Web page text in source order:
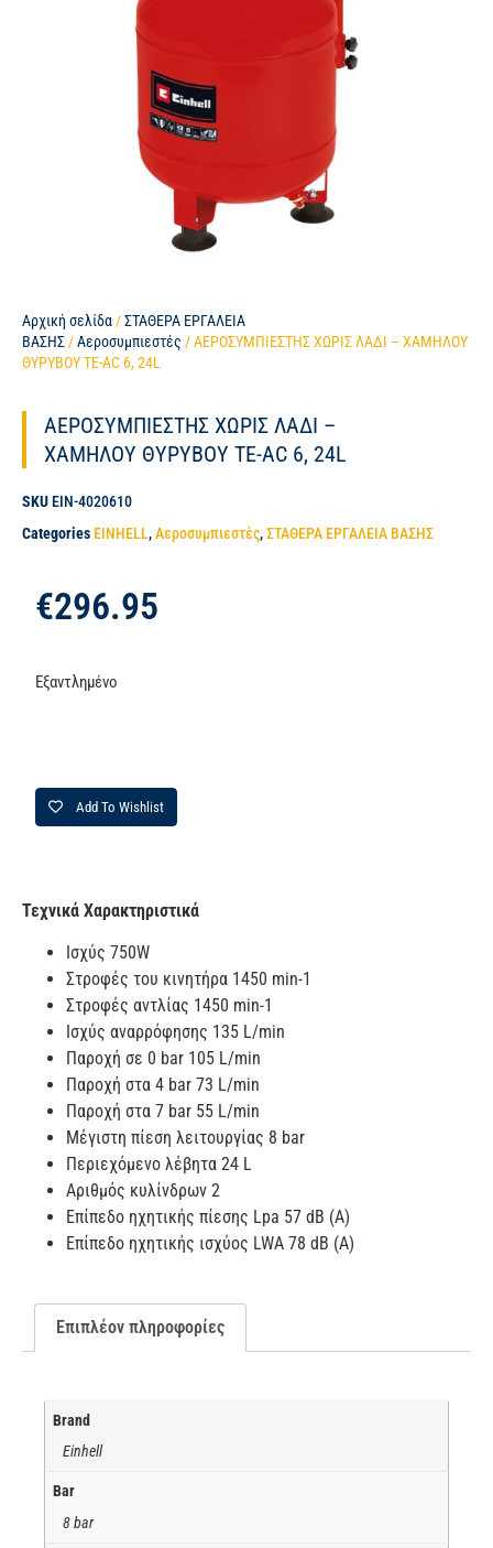
Αρχική σελίδα /ΣΤΑΘΕΡΑ ΕΡΓΑΛΕΙΑ
ΒΑΣΗΣ /Αεροσυμπιεστές / ΑΕΡΟΣΥΜΠΙΕΣΤΗΣ ΧΩΡΙΣ ΛΑΔΙ – ΧΑΜΗΛΟΥ
ΘΥΡΥΒΟΥ TE-AC 6, 24L
ΑΕΡΟΣΥΜΠΙΕΣΤΗΣ ΧΩΡΙΣ ΛΑΔΙ –
ΧΑΜΗΛΟΥ ΘΥΡΥΒΟΥ TE-AC 6, 24L
SKU EIN-4020610
Categories EINHELL,Αεροσυμπιεστές,ΣΤΑΘΕΡΑ ΕΡΓΑΛΕΙΑ ΒΑΣΗΣ
€296.95
Εξαντλημένο
Add To Wishlist
Τεχνικά Χαρακτηριστικά
Ισχύς 750W
Στροφές του κινητήρα 1450 min-1
Στροφές αντλίας 1450 min-1
Ισχύς αναρρόφησης 135 L/min
Παροχή σε 0 bar 105 L/min
Παροχή στα 4 bar 73 L/min
Παροχή στα 7 bar 55 L/min
Μέγιστη πίεση λειτουργίας 8 bar
Περιεχόμενο λέβητα 24 L
Αριθμός κυλίνδρων 2
Επίπεδο ηχητικής πίεσης Lpa 57 dB (A)
Επίπεδο ηχητικής ισχύος LWA 78 dB (A)
Επιπλέον πληροφορίες
Brand
Einhell
Bar
8 bar